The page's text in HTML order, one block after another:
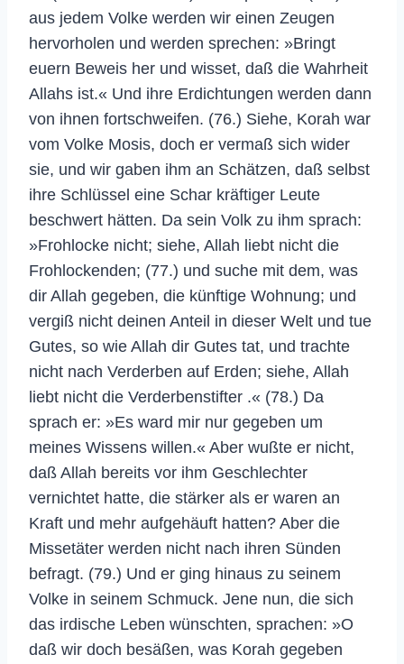
aus jedem Volke werden wir einen Zeugen
hervorholen und werden sprechen: »Bringt
euern Beweis her und wisset, daß die Wahrheit
Allahs ist.« Und ihre Erdichtungen werden dann
von ihnen fortschweifen. (76.) Siehe, Korah war
vom Volke Mosis, doch er vermaß sich wider
sie, und wir gaben ihm an Schätzen, daß selbst
ihre Schlüssel eine Schar kräftiger Leute
beschwert hätten. Da sein Volk zu ihm sprach:
»Frohlocke nicht; siehe, Allah liebt nicht die
Frohlockenden; (77.) und suche mit dem, was
dir Allah gegeben, die künftige Wohnung; und
vergiß nicht deinen Anteil in dieser Welt und tue
Gutes, so wie Allah dir Gutes tat, und trachte
nicht nach Verderben auf Erden; siehe, Allah
liebt nicht die Verderbenstifter .« (78.) Da
sprach er: »Es ward mir nur gegeben um
meines Wissens willen.« Aber wußte er nicht,
daß Allah bereits vor ihm Geschlechter
vernichtet hatte, die stärker als er waren an
Kraft und mehr aufgehäuft hatten? Aber die
Missetäter werden nicht nach ihren Sünden
befragt. (79.) Und er ging hinaus zu seinem
Volke in seinem Schmuck. Jene nun, die sich
das irdische Leben wünschten, sprachen: »O
daß wir doch besäßen, was Korah gegeben